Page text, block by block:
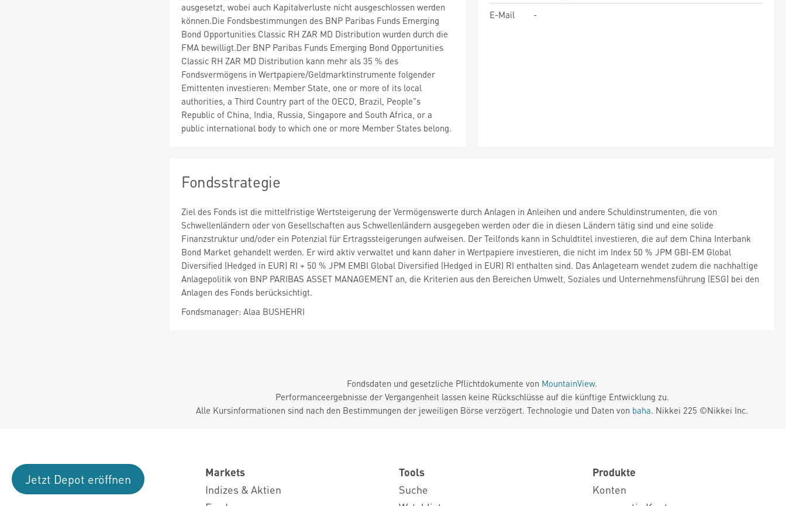
ausgesetzt, wobei auch Kapitalverluste nicht ausgeschlossen werden
können.Die Fondsbestimmungen des BNP Paribas Funds Emerging
Bond Opportunities Classic RH ZAR MD Distribution wurden durch die
FMA bewilligt.Der BNP Paribas Funds Emerging Bond Opportunities
Classic RH ZAR MD Distribution kann mehr als 35 % des
Fondsvermögens in Wertpapiere/Geldmarktinstrumente folgender
Emittenten investieren: Member State, one or more of its local
authorities, a Third Country part of the OECD, Brazil, People"s
Republic of China, India, Russia, Singapore and South Africa, or a
public international body to which one or more Member States belong.
E-Mail
-
Fondsstrategie
Ziel des Fonds ist die mittelfristige Wertsteigerung der Vermögenswerte durch Anlagen in Anleihen und andere Schuldinstrumenten, die von
Schwellenländern oder von Gesellschaften aus Schwellenländern ausgegeben werden oder die in diesen Ländern tätig sind und eine solide
Finanzstruktur und/oder ein Potenzial für Ertragssteigerungen aufweisen. Der Teilfonds kann in Schuldtitel investieren, die auf dem China Interbank
Bond Market gehandelt werden. Er wird aktiv verwaltet und kann daher in Wertpapiere investieren, die nicht im Index 50 % JPM GBI-EM Global
Diversified (Hedged in EUR) RI + 50 % JPM EMBI Global Diversified (Hedged in EUR) RI enthalten sind. Das Anlageteam wendet zudem die nachhaltige
Anlagepolitik von BNP PARIBAS ASSET MANAGEMENT an, die Kriterien aus den Bereichen Umwelt, Soziales und Unternehmensführung (ESG) bei den
Anlagen des Fonds berücksichtigt.
Fondsmanager: Alaa BUSHEHRI
Fondsdaten und gesetzliche Pflichtdokumente von MountainView.
Performanceergebnisse der Vergangenheit lassen keine Rückschlüsse auf die künftige Entwicklung zu.
Alle Kursinformationen sind nach den Bestimmungen der jeweiligen Börse verzögert. Technologie und Daten von baha. Nikkei 225 ©Nikkei Inc.
Jetzt Depot eröffnen
Markets
Indizes & Aktien
Tools
Suche
Produkte
Konten